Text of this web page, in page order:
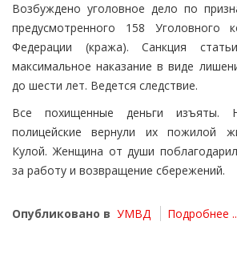
Возбуждено уголовное дело по
предусмотренного 158 Уголовного
Федерации (кража). Санкция
максимальное наказание в виде
до шести лет. Ведется следствие.
Все похищенные деньги изъяты.
полицейские вернули их пожилой
Кулой. Женщина от души
за работу и возвращение сбережений.
Опубликовано в УМВД Подробнее